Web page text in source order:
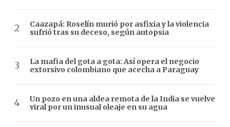
Caazapá: Roselín murió por asfixia y la violencia
sufrió tras su deceso, según autopsia
La mafia del gota a gota: Así opera el negocio
extorsivo colombiano que acecha a Paraguay
Un pozo en una aldea remota de la India se vuelve
viral por un inusual oleaje en su agua